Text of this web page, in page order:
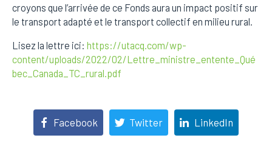
croyons que l’arrivée de ce Fonds aura un impact positif sur
le transport adapté et le transport collectif en milieu rural.
Lisez la lettre ici: https://utacq.com/wp-
content/uploads/2022/02/Lettre_ministre_entente_Qué
bec_Canada_TC_rural.pdf
Facebook Twitter LinkedIn